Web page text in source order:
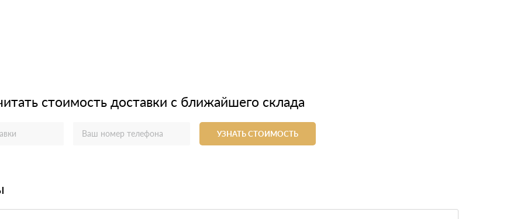
стоимость доставки с ближайшего склада
УЗНАТЬ СТОИМОСТЬ